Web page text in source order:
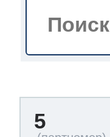
по уходу
5